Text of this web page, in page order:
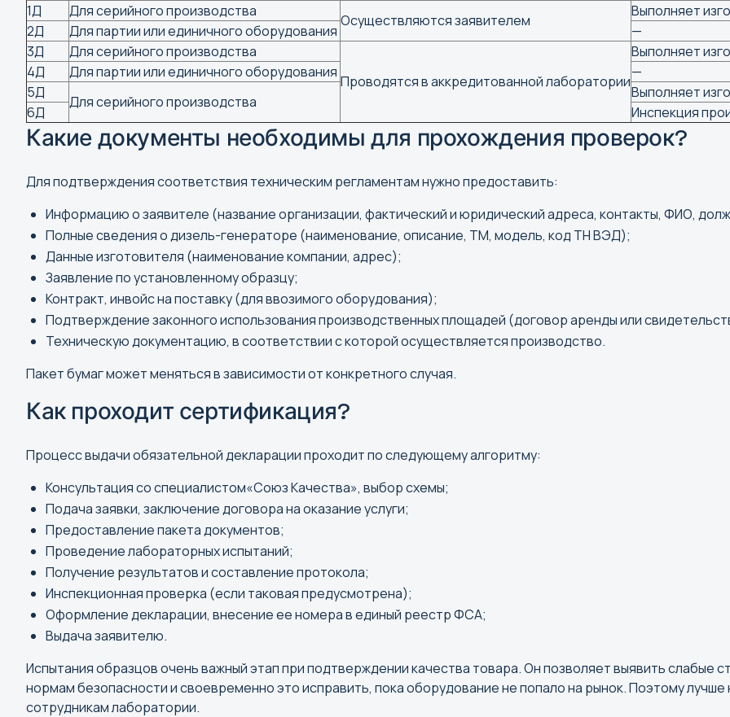
1Д
Для серийного производства
Осуществляются заявителем
Выполняет
2Д
Для партии или единичного оборудования
—
3Д
Для серийного производства
Проводятся в аккредитованной лаборатории
Выполняет
4Д
Для партии или единичного оборудования
—
5Д
Для серийного производства
Выполняет
6Д
Инспекция
Какие документы необходимы для прохождения проверок?
Для подтверждения соответствия техническим регламентам нужно предоставить:
Информацию о заявителе (название организации, фактический и юридический адреса, контакты, ФИО,
Полные сведения о дизель-генераторе (наименование, описание, ТМ, модель, код ТН ВЭД);
Данные изготовителя (наименование компании, адрес);
Заявление по установленному образцу;
Контракт, инвойс на поставку (для ввозимого оборудования);
Подтверждение законного использования производственных площадей (договор аренды или
Техническую документацию, в соответствии с которой осуществляется производство.
Пакет бумаг может меняться в зависимости от конкретного случая.
Как проходит сертификация?
Процесс выдачи обязательной декларации проходит по следующему алгоритму:
Консультация со специалистом«Союз Качества», выбор схемы;
Подача заявки, заключение договора на оказание услуги;
Предоставление пакета документов;
Проведение лабораторных испытаний;
Получение результатов и составление протокола;
Инспекционная проверка (если таковая предусмотрена);
Оформление декларации, внесение ее номера в единый реестр ФСА;
Выдача заявителю.
Испытания образцов очень важный этап при подтверждении качества товара. Он позволяет выявить слабые
нормам безопасности и своевременно это исправить, пока оборудование не попало на рынок. Поэтому
сотрудникам лаборатории.
Кострома
Красноярск
Курск
М
Магадан
Магас
Магнитогорск
Майкоп
Махачкала
Н
Нальчик
Нижний Тагил
Новокузнецк
О
П
Пенза
Пермь
Петрозаводск
Петропавловск-Камчатск
Псков
Р
Ростов-на-Дону
Сочи